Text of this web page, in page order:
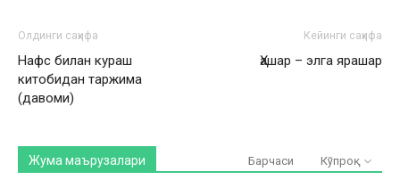
Олдинги саҳифа
Нафс билан кураш
китобидан таржима
(давоми)
Кейинги саҳифа
Ҳашар – элга ярашар
Жума маърузалари Барчаси Кўпроқ